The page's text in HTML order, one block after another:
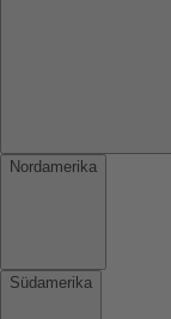
Nordamerika
Südamerika